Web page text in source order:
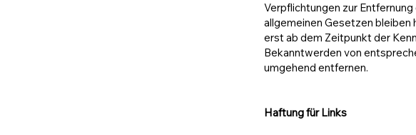
Verpflichtungen zur
allgemeinen Gesetzen bleiben
erst ab dem Zeitpunkt der
Bekanntwerden von
umgehend entfernen.
Haftung für Links